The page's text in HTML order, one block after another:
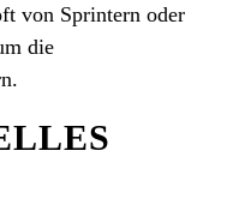
von Sprintern oder
die